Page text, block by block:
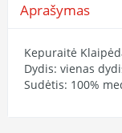
Aprašymas
Kepuraitė
Dydis: vienas
Sudėtis: 100%